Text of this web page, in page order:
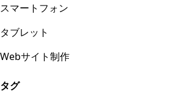
スマートフォン
タブレット
Webサイト制作
タグ